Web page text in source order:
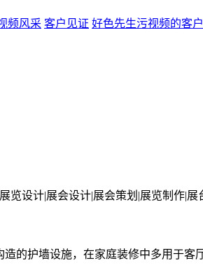
频风采 客户见证 好色先生污视频的客户
设计|展会设计|展会策划|展览制作|展
的护墙设施，在家庭装修中多用于客